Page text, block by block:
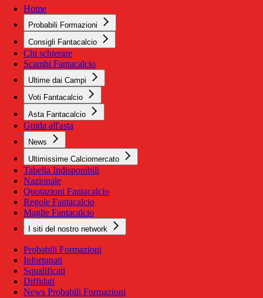
Home
Probabili Formazioni
Consigli Fantacalcio
Chi schierare
Scambi Fantacalcio
Ultime dai Campi
Voti Fantacalcio
Asta Fantacalcio
Guida all'asta
News
Ultimissime Calciomercato
Tabella Indisponibili
Nazionale
Quotazioni Fantacalcio
Regole Fantacalcio
Maglie Fantacalcio
I siti del nostro network
Probabili Formazioni
Infortunati
Squalificati
Diffidati
News Probabili Formazioni